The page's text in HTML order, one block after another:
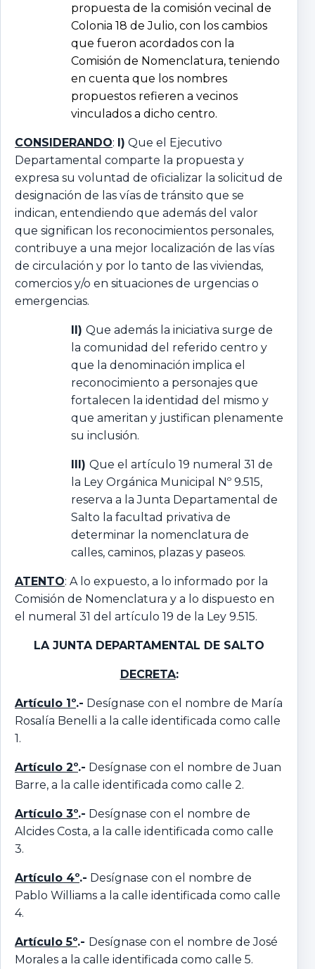
propuesta de la comisión vecinal de
Colonia 18 de Julio, con los cambios
que fueron acordados con la
Comisión de Nomenclatura, teniendo
en cuenta que los nombres
propuestos refieren a vecinos
vinculados a dicho centro.
CONSIDERANDO: I) Que el Ejecutivo
Departamental comparte la propuesta y
expresa su voluntad de oficializar la solicitud de
designación de las vías de tránsito que se
indican, entendiendo que además del valor
que significan los reconocimientos personales,
contribuye a una mejor localización de las vías
de circulación y por lo tanto de las viviendas,
comercios y/o en situaciones de urgencias o
emergencias.
II) Que además la iniciativa surge de
la comunidad del referido centro y
que la denominación implica el
reconocimiento a personajes que
fortalecen la identidad del mismo y
que ameritan y justifican plenamente
su inclusión.
III) Que el artículo 19 numeral 31 de
la Ley Orgánica Municipal Nº 9.515,
reserva a la Junta Departamental de
Salto la facultad privativa de
determinar la nomenclatura de
calles, caminos, plazas y paseos.
ATENTO: A lo expuesto, a lo informado por la
Comisión de Nomenclatura y a lo dispuesto en
el numeral 31 del artículo 19 de la Ley 9.515.
LA JUNTA DEPARTAMENTAL DE SALTO
DECRETA:
Artículo 1º.- Desígnase con el nombre de María
Rosalía Benelli a la calle identificada como calle
1.
Artículo 2º.- Desígnase con el nombre de Juan
Barre, a la calle identificada como calle 2.
Artículo 3º.- Desígnase con el nombre de
Alcides Costa, a la calle identificada como calle
3.
Artículo 4º.- Desígnase con el nombre de
Pablo Williams a la calle identificada como calle
4.
Artículo 5º.- Desígnase con el nombre de José
Morales a la calle identificada como calle 5.